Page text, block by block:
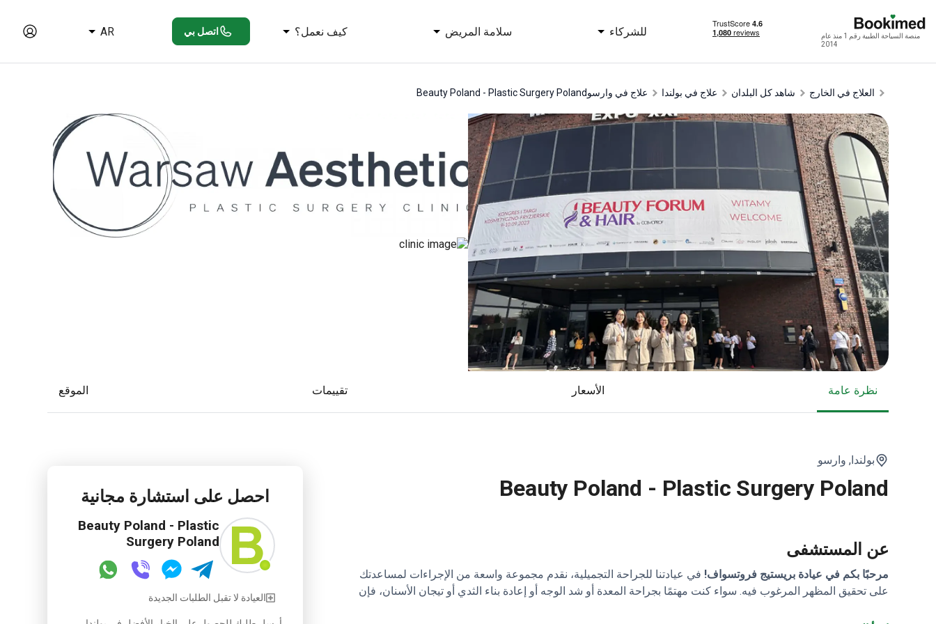
منصة السياحة الطبية رقم 1 منذ عام
2014
للشركاء سلامة المريض كيف نعمل؟ اتصل بي AR
العلاج في الخارج شاهد كل البلدان علاج في بولندا علاج في وارسوBeauty Poland - Plastic Surgery Poland
نظرة عامة الأسعار تقييمات الموقع
بولندا, وارسو
Beauty Poland - Plastic Surgery Poland
عن المستشفى
مرحبًا بكم في عيادة بريستيج فروتسواف! في عيادتنا للجراحة التجميلية، نقدم مجموعة واسعة من الإجراءات لمساعدتك
على تحقيق المظهر المرغوب فيه. سواء كنت مهتمًا بجراحة المعدة أو شد الوجه أو إعادة بناء الثدي أو تيجان الأسنان، فإن
احصل على استشارة مجانية
Beauty Poland - Plastic
Surgery Poland
العيادة لا تقبل الطلبات الجديدة